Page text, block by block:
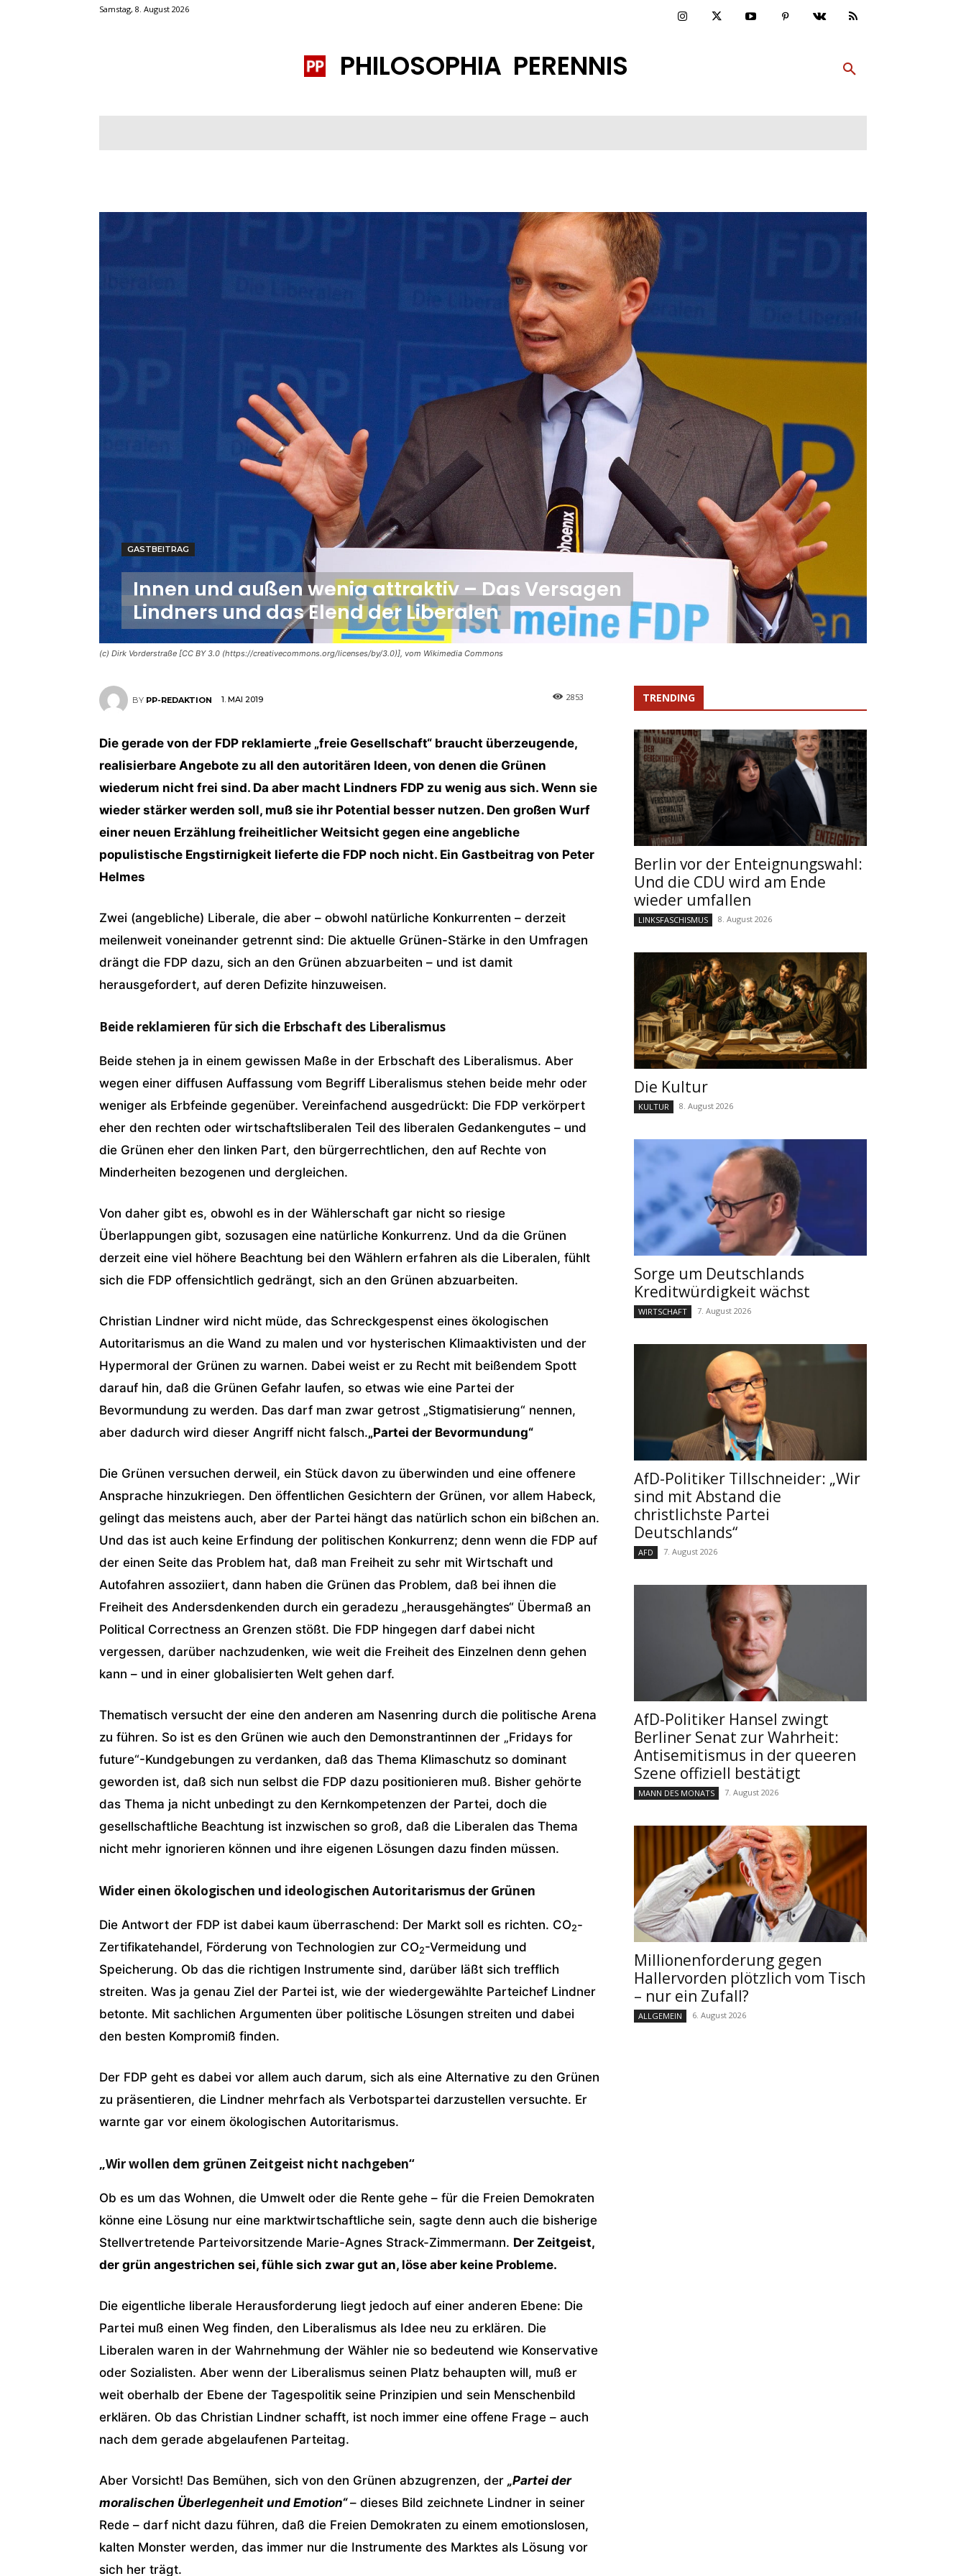
Samstag, 8. August 2026
PHILOSOPHIA PERENNIS
(c) Dirk Vorderstraße [CC BY 3.0 (https://creativecommons.org/licenses/by/3.0)], vom Wikimedia Commons
GASTBEITRAG
Innen und außen wenig attraktiv – Das Versagen
Lindners und das Elend der Liberalen
BY PP-REDAKTION 1. MAI 2019 2853
Die gerade von der FDP reklamierte „freie Gesellschaft“ braucht überzeugende,
realisierbare Angebote zu all den autoritären Ideen, von denen die Grünen
wiederum nicht frei sind. Da aber macht Lindners FDP zu wenig aus sich. Wenn sie
wieder stärker werden soll, muß sie ihr Potential besser nutzen. Den großen Wurf
einer neuen Erzählung freiheitlicher Weitsicht gegen eine angebliche
populistische Engstirnigkeit lieferte die FDP noch nicht. Ein Gastbeitrag von Peter
Helmes
Zwei (angebliche) Liberale, die aber – obwohl natürliche Konkurrenten – derzeit
meilenweit voneinander getrennt sind: Die aktuelle Grünen-Stärke in den Umfragen
drängt die FDP dazu, sich an den Grünen abzuarbeiten – und ist damit
herausgefordert, auf deren Defizite hinzuweisen.
Beide reklamieren für sich die Erbschaft des Liberalismus
Beide stehen ja in einem gewissen Maße in der Erbschaft des Liberalismus. Aber
wegen einer diffusen Auffassung vom Begriff Liberalismus stehen beide mehr oder
weniger als Erbfeinde gegenüber. Vereinfachend ausgedrückt: Die FDP verkörpert
eher den rechten oder wirtschaftsliberalen Teil des liberalen Gedankengutes – und
die Grünen eher den linken Part, den bürgerrechtlichen, den auf Rechte von
Minderheiten bezogenen und dergleichen.
Von daher gibt es, obwohl es in der Wählerschaft gar nicht so riesige
Überlappungen gibt, sozusagen eine natürliche Konkurrenz. Und da die Grünen
derzeit eine viel höhere Beachtung bei den Wählern erfahren als die Liberalen, fühlt
sich die FDP offensichtlich gedrängt, sich an den Grünen abzuarbeiten.
Christian Lindner wird nicht müde, das Schreckgespenst eines ökologischen
Autoritarismus an die Wand zu malen und vor hysterischen Klimaaktivisten und der
Hypermoral der Grünen zu warnen. Dabei weist er zu Recht mit beißendem Spott
darauf hin, daß die Grünen Gefahr laufen, so etwas wie eine Partei der
Bevormundung zu werden. Das darf man zwar getrost „Stigmatisierung“ nennen,
aber dadurch wird dieser Angriff nicht falsch.„Partei der Bevormundung“
Die Grünen versuchen derweil, ein Stück davon zu überwinden und eine offenere
Ansprache hinzukriegen. Den öffentlichen Gesichtern der Grünen, vor allem Habeck,
gelingt das meistens auch, aber der Partei hängt das natürlich schon ein bißchen an.
Und das ist auch keine Erfindung der politischen Konkurrenz; denn wenn die FDP auf
der einen Seite das Problem hat, daß man Freiheit zu sehr mit Wirtschaft und
Autofahren assoziiert, dann haben die Grünen das Problem, daß bei ihnen die
Freiheit des Andersdenkenden durch ein geradezu „herausgehängtes“ Übermaß an
Political Correctness an Grenzen stößt. Die FDP hingegen darf dabei nicht
vergessen, darüber nachzudenken, wie weit die Freiheit des Einzelnen denn gehen
kann – und in einer globalisierten Welt gehen darf.
Thematisch versucht der eine den anderen am Nasenring durch die politische Arena
zu führen. So ist es den Grünen wie auch den Demonstrantinnen der „Fridays for
future“-Kundgebungen zu verdanken, daß das Thema Klimaschutz so dominant
geworden ist, daß sich nun selbst die FDP dazu positionieren muß. Bisher gehörte
das Thema ja nicht unbedingt zu den Kernkompetenzen der Partei, doch die
gesellschaftliche Beachtung ist inzwischen so groß, daß die Liberalen das Thema
nicht mehr ignorieren können und ihre eigenen Lösungen dazu finden müssen.
Wider einen ökologischen und ideologischen Autoritarismus der Grünen
Die Antwort der FDP ist dabei kaum überraschend: Der Markt soll es richten. CO2-
Zertifikatehandel, Förderung von Technologien zur CO2-Vermeidung und
Speicherung. Ob das die richtigen Instrumente sind, darüber läßt sich trefflich
streiten. Was ja genau Ziel der Partei ist, wie der wiedergewählte Parteichef Lindner
betonte. Mit sachlichen Argumenten über politische Lösungen streiten und dabei
den besten Kompromiß finden.
Der FDP geht es dabei vor allem auch darum, sich als eine Alternative zu den Grünen
zu präsentieren, die Lindner mehrfach als Verbotspartei darzustellen versuchte. Er
warnte gar vor einem ökologischen Autoritarismus.
„Wir wollen dem grünen Zeitgeist nicht nachgeben“
Ob es um das Wohnen, die Umwelt oder die Rente gehe – für die Freien Demokraten
könne eine Lösung nur eine marktwirtschaftliche sein, sagte denn auch die bisherige
Stellvertretende Parteivorsitzende Marie-Agnes Strack-Zimmermann. Der Zeitgeist,
der grün angestrichen sei, fühle sich zwar gut an, löse aber keine Probleme.
Die eigentliche liberale Herausforderung liegt jedoch auf einer anderen Ebene: Die
Partei muß einen Weg finden, den Liberalismus als Idee neu zu erklären. Die
Liberalen waren in der Wahrnehmung der Wähler nie so bedeutend wie Konservative
oder Sozialisten. Aber wenn der Liberalismus seinen Platz behaupten will, muß er
weit oberhalb der Ebene der Tagespolitik seine Prinzipien und sein Menschenbild
erklären. Ob das Christian Lindner schafft, ist noch immer eine offene Frage – auch
nach dem gerade abgelaufenen Parteitag.
Aber Vorsicht! Das Bemühen, sich von den Grünen abzugrenzen, der „Partei der
moralischen Überlegenheit und Emotion“– dieses Bild zeichnete Lindner in seiner
Rede – darf nicht dazu führen, daß die Freien Demokraten zu einem emotionslosen,
kalten Monster werden, das immer nur die Instrumente des Marktes als Lösung vor
sich her trägt.
TRENDING
Berlin vor der Enteignungswahl:
Und die CDU wird am Ende
wieder umfallen
LINKSFASCHISMUS 8. August 2026
Die Kultur
KULTUR 8. August 2026
Sorge um Deutschlands
Kreditwürdigkeit wächst
WIRTSCHAFT 7. August 2026
AfD-Politiker Tillschneider: „Wir
sind mit Abstand die
christlichste Partei
Deutschlands“
AFD 7. August 2026
AfD-Politiker Hansel zwingt
Berliner Senat zur Wahrheit:
Antisemitismus in der queeren
Szene offiziell bestätigt
MANN DES MONATS 7. August 2026
Millionenforderung gegen
Hallervorden plötzlich vom Tisch
– nur ein Zufall?
ALLGEMEIN 6. August 2026